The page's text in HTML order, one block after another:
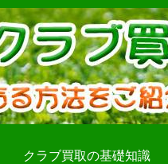
クラブ買取の基礎知識